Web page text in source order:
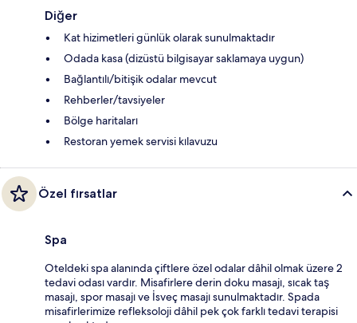
Diğer
Kat hizimetleri günlük olarak sunulmaktadır
Odada kasa (dizüstü bilgisayar saklamaya uygun)
Bağlantılı/bitişik odalar mevcut
Rehberler/tavsiyeler
Bölge haritaları
Restoran yemek servisi kılavuzu
Özel fırsatlar
Spa
Oteldeki spa alanında çiftlere özel odalar dâhil olmak üzere 2
tedavi odası vardır. Misafirlere derin doku masajı, sıcak taş
masajı, spor masajı ve İsveç masajı sunulmaktadır. Spada
misafirlerimize refleksoloji dâhil pek çok farklı tedavi terapisi